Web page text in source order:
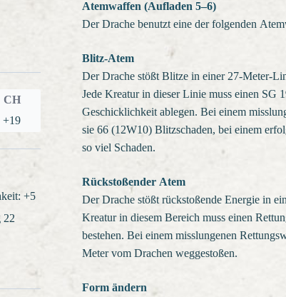
CH
+19
+5
22
Atemwaffen (Aufladen 5–6)
Der Drache benutzt eine der folgenden
Blitz-Atem
Der Drache stößt Blitze in einer 27-Meter-
Jede Kreatur in dieser Linie muss einen SG
Geschicklichkeit ablegen. Bei einem
sie 66 (12W10) Blitzschaden, bei einem
so viel Schaden.
Rückstoßender Atem
Der Drache stößt rückstoßende Energie in
Kreatur in diesem Bereich muss einen
bestehen. Bei einem misslungenen
Meter vom Drachen weggestoßen.
Form ändern